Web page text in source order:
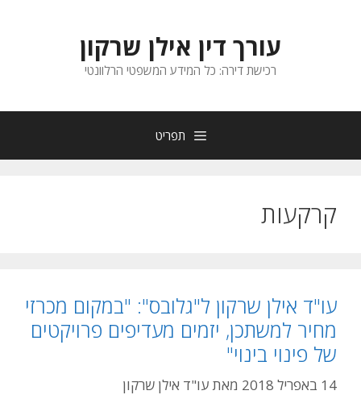
עורך דין אילן שרקון
רכישת דירה: כל המידע המשפטי הרלוונטי
תפריט
קרקעות
עו"ד אילן שרקון ל"גלובס": "במקום מכרזי
מחיר למשתכן, יזמים מעדיפים פרויקטים
של פינוי בינוי"
14 באפריל 2018 מאת עו"ד אילן שרקון